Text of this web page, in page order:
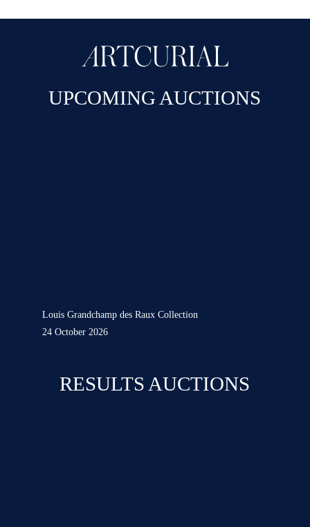
UPCOMING AUCTIONS
Louis Grandchamp des Raux Collection
24 October 2026
RESULTS AUCTIONS